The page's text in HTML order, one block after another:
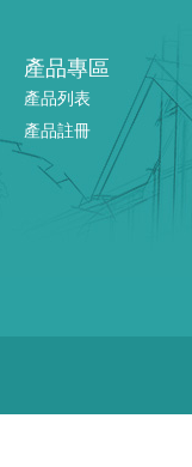
產品專區
產品列表
產品註冊